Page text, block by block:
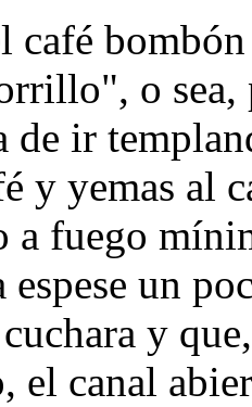
café
o
de ir
y yemas al
a fuego
espese un
y
el canal